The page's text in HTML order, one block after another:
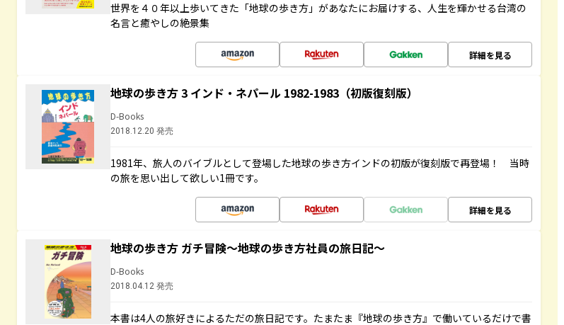
世界を４０年以上歩いてきた「地球の歩き方」があなたにお届けする、人生を輝かせる台湾の
名言と癒やしの絶景集
詳細を見る
地球の歩き方 3 インド・ネパール 1982-1983（初版復刻版）
D-Books
2018.12.20 発売
1981年、旅人のバイブルとして登場した地球の歩き方インドの初版が復刻版で再登場！ 当時
の旅を思い出して欲しい1冊です。
詳細を見る
地球の歩き方 ガチ冒険～地球の歩き方社員の旅日記～
D-Books
2018.04.12 発売
本書は4人の旅好きによるただの旅日記です。たまたま『地球の歩き方』で働いているだけで書